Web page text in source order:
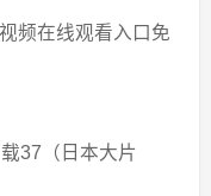
频在线观看入口免
37（日本大片